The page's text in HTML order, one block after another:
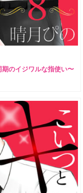
のイジワルな指使い〜